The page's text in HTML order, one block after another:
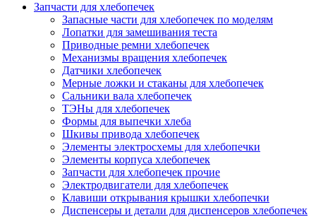
Запчасти для хлебопечек
Запасные части для хлебопечек по моделям
Лопатки для замешивания теста
Приводные ремни хлебопечек
Механизмы вращения хлебопечек
Датчики хлебопечек
Мерные ложки и стаканы для хлебопечек
Сальники вала хлебопечек
ТЭНы для хлебопечек
Формы для выпечки хлеба
Шкивы привода хлебопечек
Элементы электросхемы для хлебопечки
Элементы корпуса хлебопечек
Запчасти для хлебопечек прочие
Электродвигатели для хлебопечек
Клавиши открывания крышки хлебопечки
Диспенсеры и детали для диспенсеров хлебопечек